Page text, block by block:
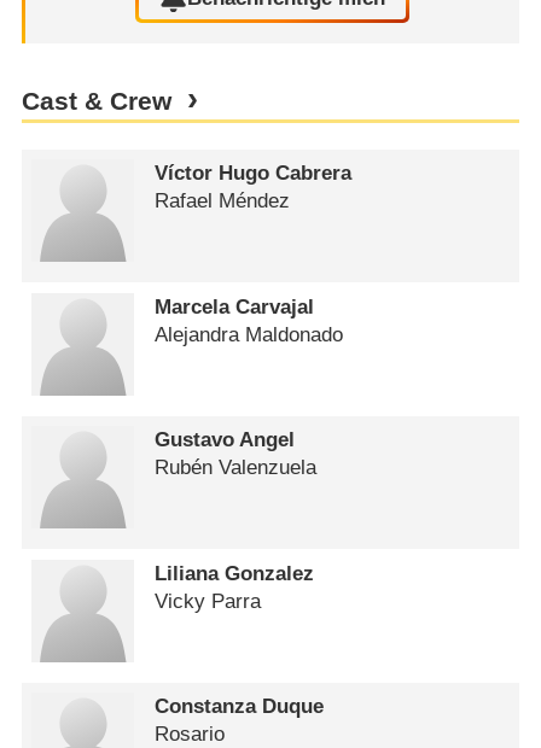
Cast & Crew
Víctor Hugo Cabrera
Rafael Méndez
Marcela Carvajal
Alejandra Maldonado
Gustavo Angel
Rubén Valenzuela
Liliana Gonzalez
Vicky Parra
Constanza Duque
Rosario